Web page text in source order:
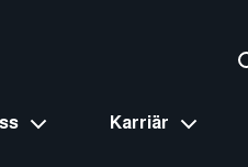
Karriär